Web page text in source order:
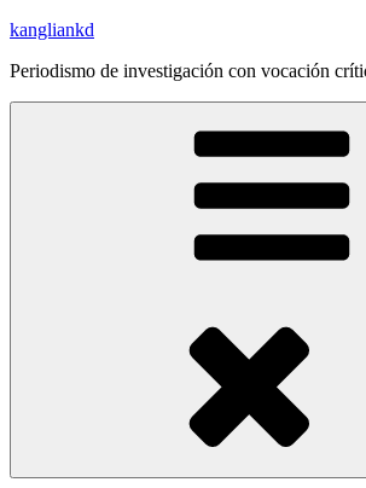
Saltar
contenido
kangliankd
Periodismo de investigación con vocación